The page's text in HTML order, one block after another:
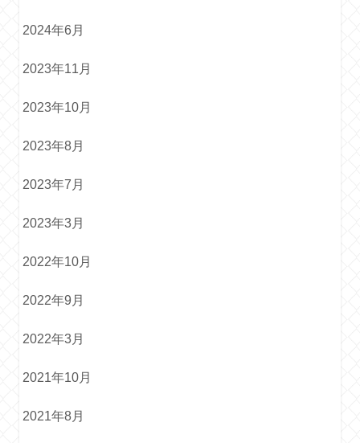
2024年6月
2023年11月
2023年10月
2023年8月
2023年7月
2023年3月
2022年10月
2022年9月
2022年3月
2021年10月
2021年8月